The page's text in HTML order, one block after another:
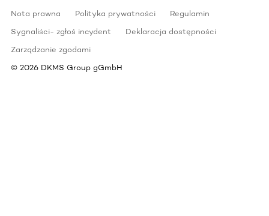
Nota prawna Polityka prywatności
Regulamin
Sygnaliści- zgłoś incydent
Deklaracja dostępności
Zarządzanie zgodami
© 2026 DKMS Group gGmbH